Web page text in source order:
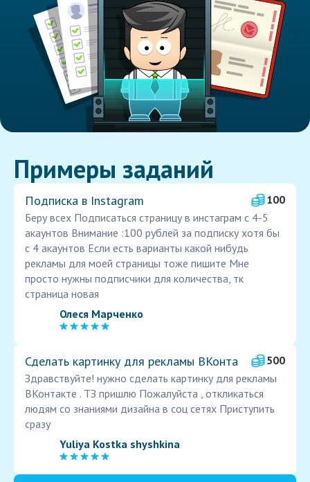
Примеры заданий
Подписка в Instagram
100
Беру всех Подписаться страницу в инстаграм с 4-5
акаунтов Внимание :100 рублей за подписку хотя бы
с 4 акаунтов Если есть варианты какой нибудь
рекламы для моей страницы тоже пишите Мне
просто нужны подписчики для количества, тк
страница новая
Олеся Марченко
Сделать картинку для рекламы ВКонта
500
Здравствуйте! нужно сделать картинку для рекламы
ВКонтакте . ТЗ пришлю Пожалуйста , откликаться
людям со знаниями дизайна в соц сетях Приступить
сразу
Yuliya Kostka shyshkina